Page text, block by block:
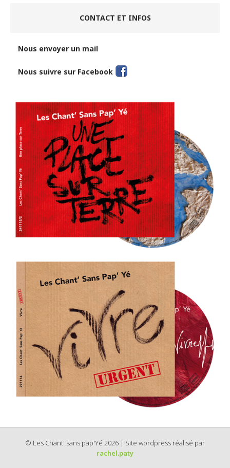
CONTACT ET INFOS
Nous envoyer un mail
Nous suivre sur Facebook
© Les Chant' sans pap'Yé 2026 | Site wordpress réalisé par
rachel.paty